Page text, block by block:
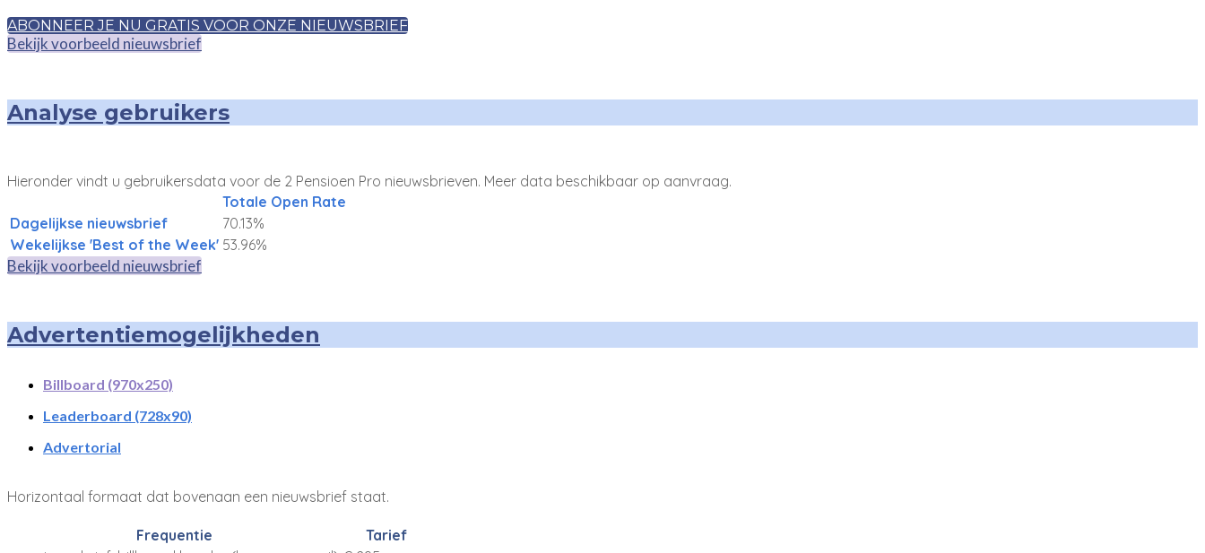
ABONNEER JE NU GRATIS VOOR ONZE NIEUWSBRIEF
Bekijk voorbeeld nieuwsbrief
Analyse gebruikers
Hieronder vindt u gebruikersdata voor de 2 Pensioen Pro nieuwsbrieven. Meer data beschikbaar op aanvraag.
Totale Open Rate
Dagelijkse nieuwsbrief
70.13%
Wekelijkse 'Best of the Week' 53.96%
Bekijk voorbeeld nieuwsbrief
Advertentiemogelijkheden
Billboard (970x250)
Leaderboard (728x90)
Advertorial
Horizontaal formaat dat bovenaan een nieuwsbrief staat.
Frequentie
Tarief